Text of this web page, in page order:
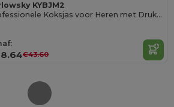
KYBJM2
Professionele Koksjas voor Heren met Drukknopen
€43.60